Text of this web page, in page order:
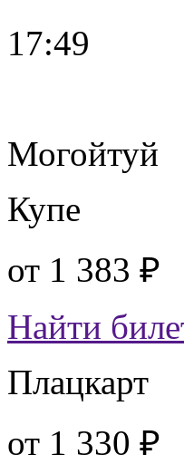
17:49
Могойтуй
Купе
от 1 383 ₽
Найти
Плацкарт
от 1 330 ₽